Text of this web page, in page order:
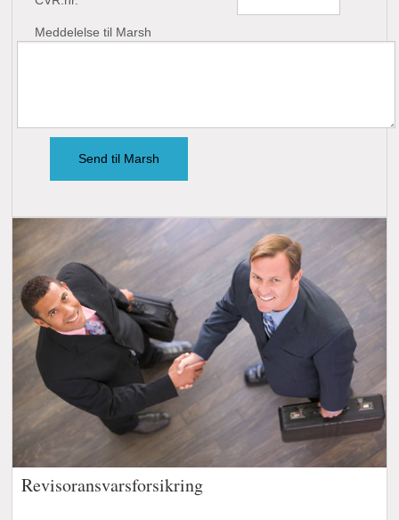
Meddelelse til Marsh
Send til Marsh
Revisoransvarsforsikring